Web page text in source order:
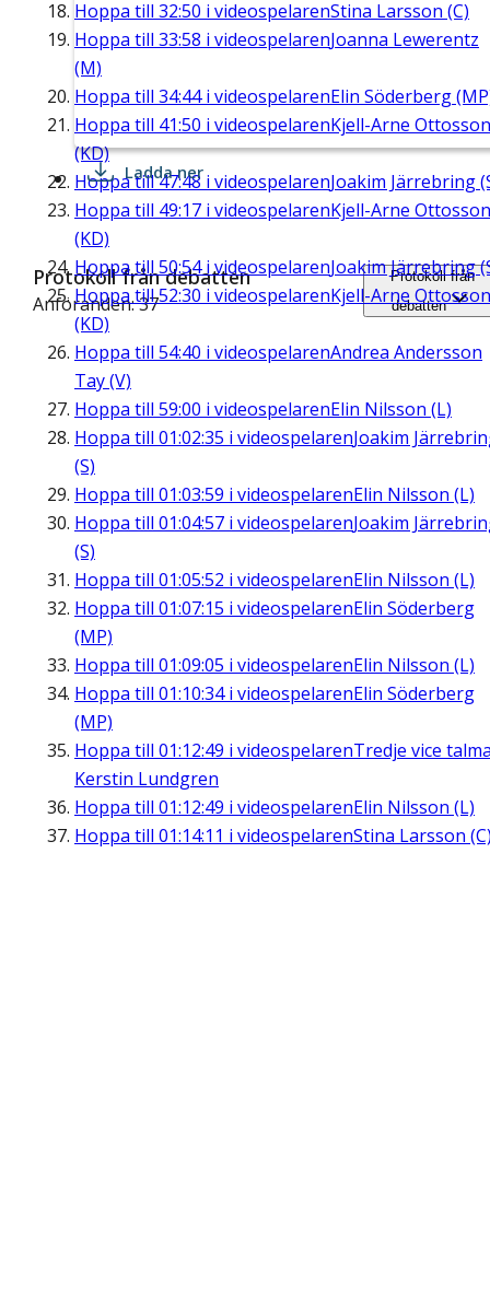
Hoppa till 32:50 i videospelarenStina Larsson (C)
Hoppa till 33:58 i videospelarenJoanna Lewerentz
(M)
Hoppa till 34:44i videospelarenElin Söderberg
Hoppa till 41:50 i videospelarenKjell-Arne Ottosson
(KD)
Hoppa till47:48 i videospelarenJoakim Järrebring
Hoppa till 49:17 i videospelarenKjell-Arne Ottosson
(KD)
Hoppa till 50:54i videospelarenJoakim Järrebring
Hoppa till52:30 i videospelarenKjell-Arne Ottosson
(KD)
Hoppa till 54:40 i videospelarenAndrea Andersson
Tay (V)
Hoppa till 59:00 i videospelarenElin Nilsson (L)
Hoppa till 01:02:35 i videospelarenJoakim
(S)
Hoppa till 01:03:59 i videospelarenElin Nilsson (L)
Hoppa till 01:04:57 i videospelarenJoakim
(S)
Hoppa till 01:05:52 i videospelarenElin Nilsson (L)
Hoppa till 01:07:15 i videospelarenElin Söderberg
(MP)
Hoppa till 01:09:05 i videospelarenElin Nilsson (L)
Hoppa till 01:10:34i videospelarenElin Söderberg
(MP)
Hoppa till 01:12:49 i videospelarenTredje vice
Kerstin Lundgren
Hoppa till 01:12:49 i videospelarenElin Nilsson (L)
Hoppa till 01:14:11 i videospelarenStina Larsson
Ladda ner
Protokoll från debatten
Anföranden: 37
Protokoll från
debatten